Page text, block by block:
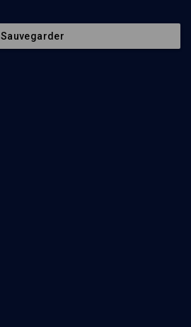
Mikhaël Benadmon, Rony Akrish, Yossef Levran
Sauvegarder